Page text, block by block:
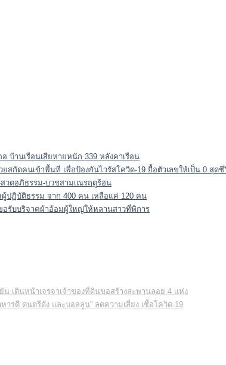
บ้านเรือนเสียหายหนัก 339 หลังคาเรือน
สกัดคนเข้าพื้นที่ เพื่อป้องกันไวรัสโควิด-19 ยื้อตัวเลขให้เป็น 0 สุดชี
วดอภิธรรม-บวชสามเณรฤดูร้อน
ปฏิบัติธรรม จาก 400 คน เหลือแค่ 120 คน
อรับบริจาคผ้าอ้อมผู้ใหญ่ให้หลานสาวที่พิการ
เดินหน้าเจรจาเจ้าของที่ดินขอสร้างสะพานลอย 4 แห่ง
ารดี ดนตรีดัง และบอลลูน” ลดความเสี่ยง เชื้อโควิด-19